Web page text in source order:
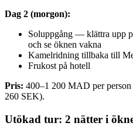
Dag 2 (morgon):
Soluppgång — klättra upp
och se öknen vakna
Kamelridning tillbaka till
Frukost på hotell
Pris: 400–1 200 MAD per person
260 SEK).
Utökad tur: 2 nätter i